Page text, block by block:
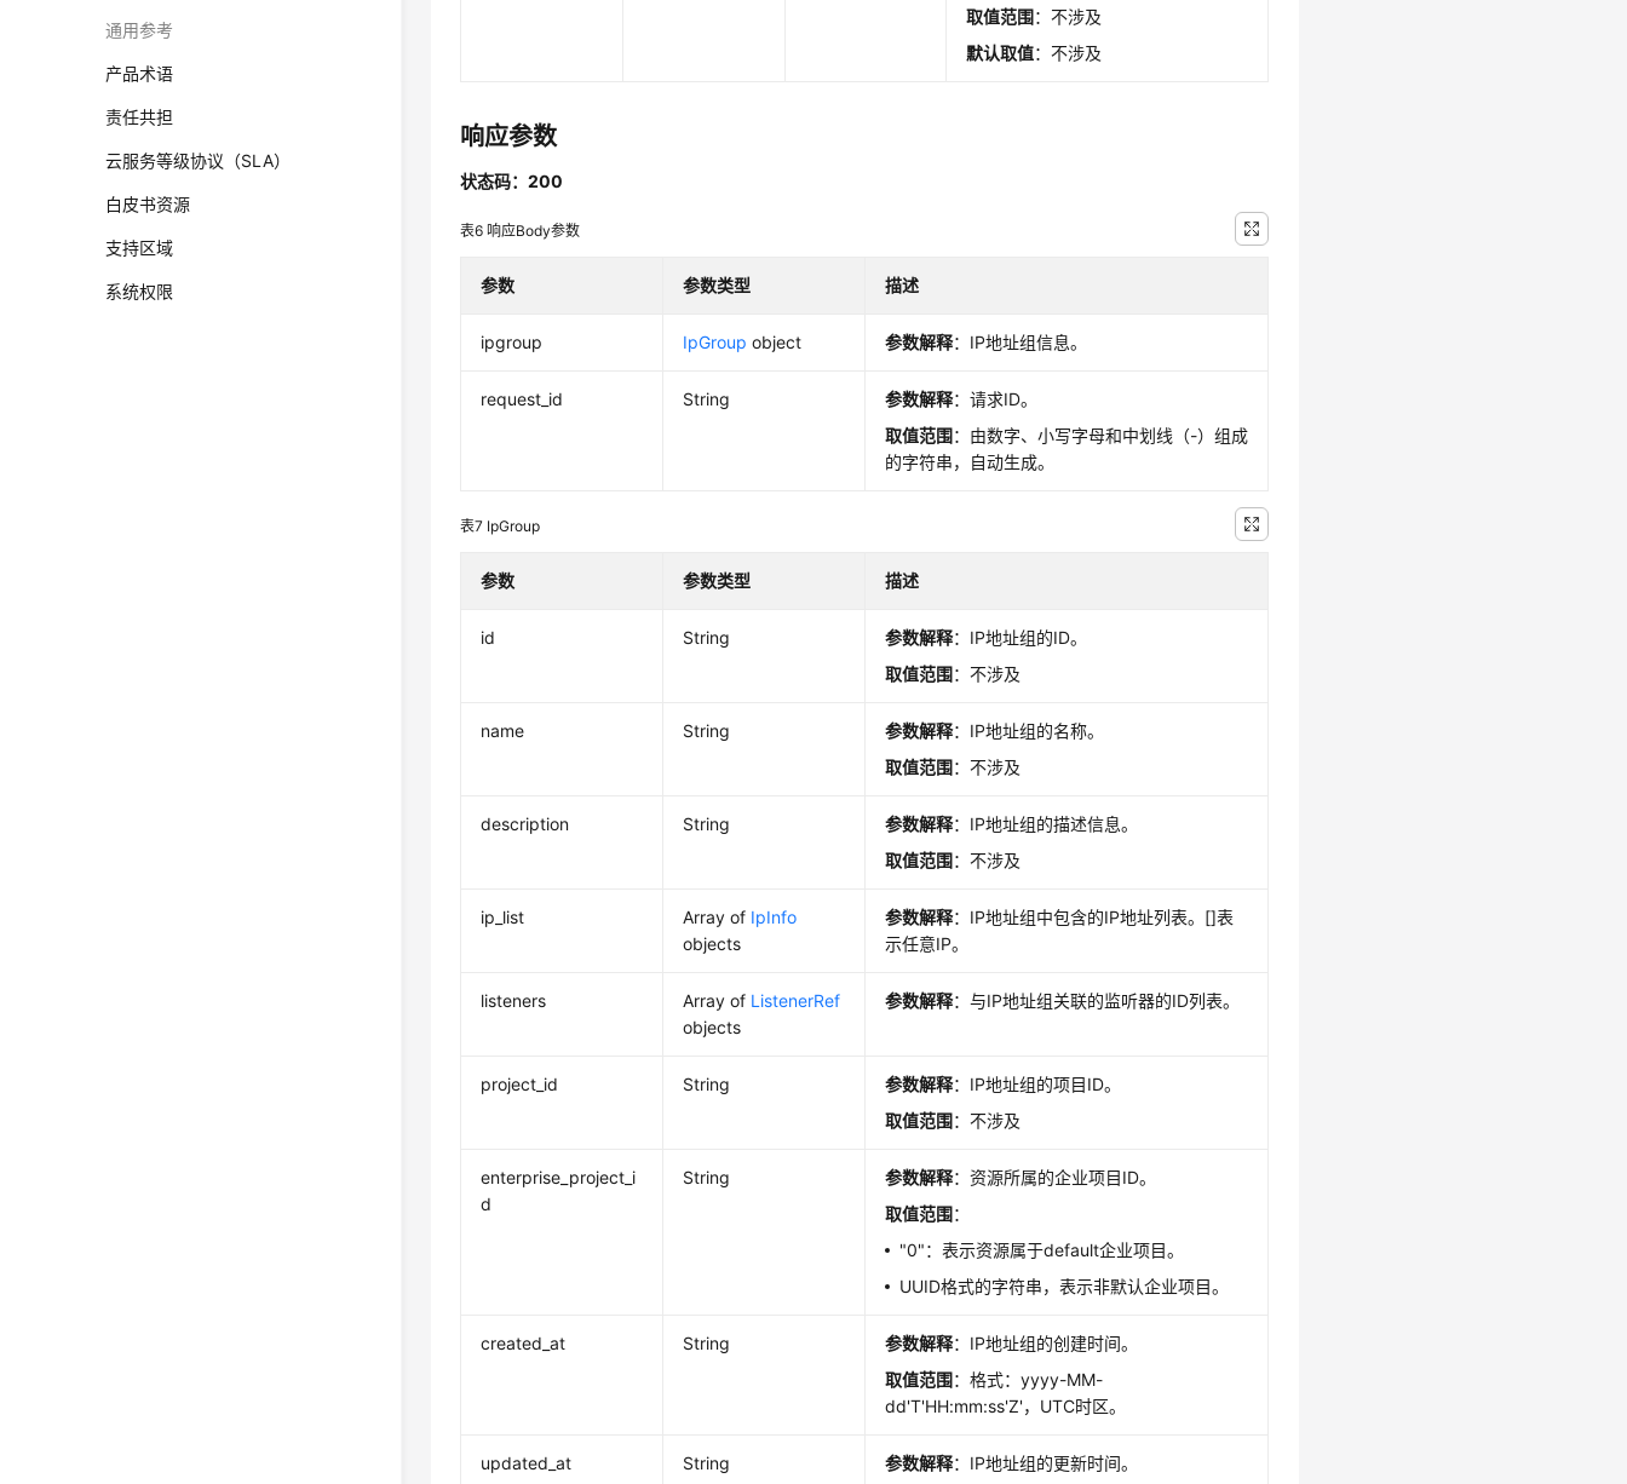
通用参考
产品术语
责任共担
云服务等级协议（SLA）
白皮书资源
支持区域
系统权限
取值范围：不涉及
默认取值：不涉及
响应参数
状态码：200
表6响应Body参数
参数 参数类型 描述
ipgroup IpGroup object 参数解释：IP地址组信息。
request_id String 参数解释：请求ID。
取值范围：由数字、小写字母和中划线（-）组成
的字符串，自动生成。
表7 IpGroup
参数 参数类型 描述
id String 参数解释：IP地址组的ID。
取值范围：不涉及
name String 参数解释：IP地址组的名称。
取值范围：不涉及
description String 参数解释：IP地址组的描述信息。
取值范围：不涉及
ip_list Array of IpInfo
objects
参数解释：IP地址组中包含的IP地址列表。[]表
示任意IP。
listeners Array of ListenerRef
objects
参数解释：与IP地址组关联的监听器的ID列表。
project_id String 参数解释：IP地址组的项目ID。
取值范围：不涉及
enterprise_project_i
d
String 参数解释：资源所属的企业项目ID。
取值范围：
"0"：表示资源属于default企业项目。
UUID格式的字符串，表示非默认企业项目。
created_at String 参数解释：IP地址组的创建时间。
取值范围：格式：yyyy-MM-
dd'T'HH:mm:ss'Z'，UTC时区。
updated_at String 参数解释：IP地址组的更新时间。